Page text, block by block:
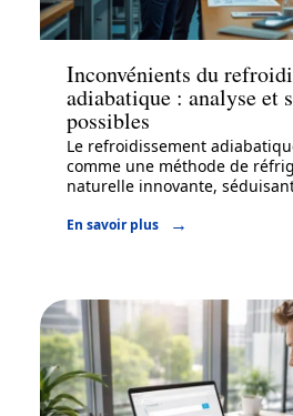
Actu
Inconvénients du
adiabatique : analyse et
possibles
Le refroidissement
comme une méthode de
naturelle innovante,
En savoir plus